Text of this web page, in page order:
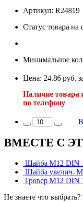
Артикул: R24819
Статус товара на
Минимальное
Цена: 24.86 руб.
Наличие товара
по телефону
ВМЕСТЕ С
Шайба М12 DIN
Шайба увелич.
Гровер М12 DIN
Не знаете что